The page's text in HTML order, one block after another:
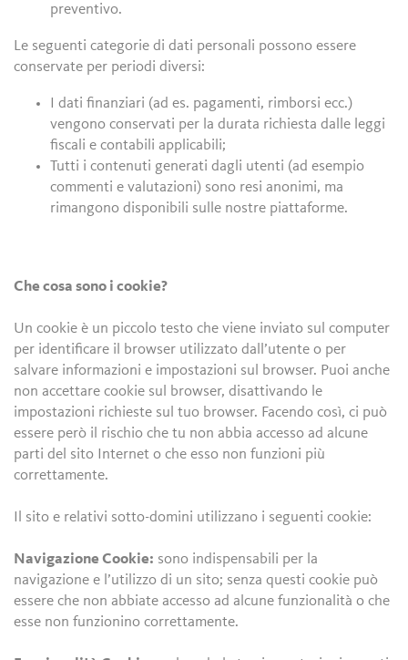
preventivo.
Le seguenti categorie di dati personali possono essere
conservate per periodi diversi:
I dati finanziari (ad es. pagamenti, rimborsi ecc.)
vengono conservati per la durata richiesta dalle leggi
fiscali e contabili applicabili;
Tutti i contenuti generati dagli utenti (ad esempio
commenti e valutazioni) sono resi anonimi, ma
rimangono disponibili sulle nostre piattaforme.
Che cosa sono i cookie?
Un cookie è un piccolo testo che viene inviato sul computer
per identificare il browser utilizzato dall’utente o per
salvare informazioni e impostazioni sul browser. Puoi anche
non accettare cookie sul browser, disattivando le
impostazioni richieste sul tuo browser. Facendo così, ci può
essere però il rischio che tu non abbia accesso ad alcune
parti del sito Internet o che esso non funzioni più
correttamente.
Il sito e relativi sotto-domini utilizzano i seguenti cookie:
Navigazione Cookie: sono indispensabili per la
navigazione e l’utilizzo di un sito; senza questi cookie può
essere che non abbiate accesso ad alcune funzionalità o che
esse non funzionino correttamente.